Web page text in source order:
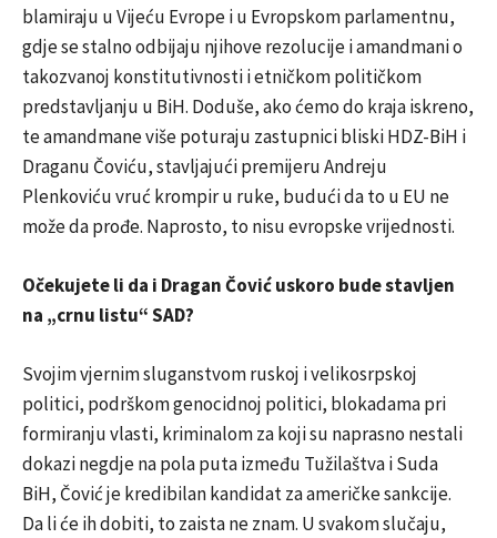
blamiraju u Vijeću Evrope i u Evropskom parlamentnu,
gdje se stalno odbijaju njihove rezolucije i amandmani o
takozvanoj konstitutivnosti i etničkom političkom
predstavljanju u BiH. Doduše, ako ćemo do kraja iskreno,
te amandmane više poturaju zastupnici bliski HDZ-BiH i
Draganu Čoviću, stavljajući premijeru Andreju
Plenkoviću vruć krompir u ruke, budući da to u EU ne
može da prođe. Naprosto, to nisu evropske vrijednosti.
Očekujete li da i Dragan Čović uskoro bude stavljen
na „crnu listu“ SAD?
Svojim vjernim sluganstvom ruskoj i velikosrpskoj
politici, podrškom genocidnoj politici, blokadama pri
formiranju vlasti, kriminalom za koji su naprasno nestali
dokazi negdje na pola puta između Tužilaštva i Suda
BiH, Čović je kredibilan kandidat za američke sankcije.
Da li će ih dobiti, to zaista ne znam. U svakom slučaju,